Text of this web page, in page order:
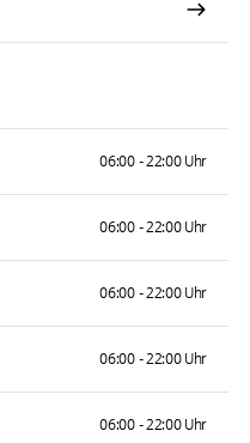
06:00 - 22:00 Uhr
06:00 - 22:00 Uhr
06:00 - 22:00 Uhr
06:00 - 22:00 Uhr
06:00 - 22:00 Uhr